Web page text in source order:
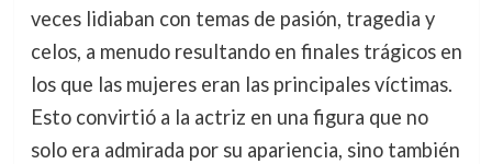
veces lidiaban con temas de pasión, tragedia y
celos, a menudo resultando en finales trágicos en
los que las mujeres eran las principales víctimas.
Esto convirtió a la actriz en una figura que no
solo era admirada por su apariencia, sino también